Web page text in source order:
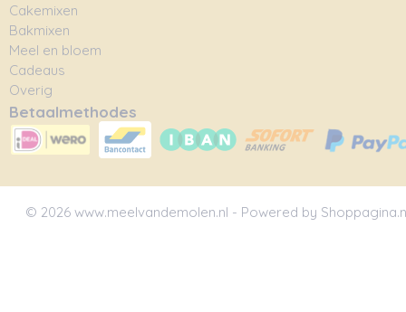
Cakemixen
Bakmixen
Meel en bloem
Cadeaus
Overig
Betaalmethodes
© 2026 www.meelvandemolen.nl - Powered by